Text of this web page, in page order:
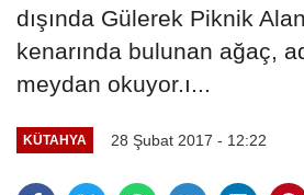
dışında Gülerek Piknik
kenarında bulunan ağaç,
meydan okuyor.ı...
KÜTAHYA 28 Şubat 2017 - 12:22